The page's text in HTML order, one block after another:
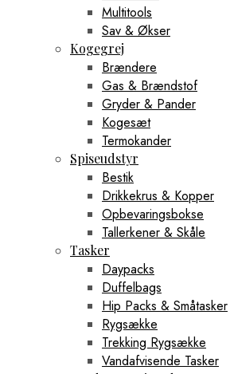
Multitools
Sav & Økser
Kogegrej
Brændere
Gas & Brændstof
Gryder & Pander
Kogesæt
Termokander
Spiseudstyr
Bestik
Drikkekrus & Kopper
Opbevaringsbokse
Tallerkener & Skåle
Tasker
Daypacks
Duffelbags
Hip Packs & Småtasker
Rygsække
Trekking Rygsække
Vandafvisende Tasker